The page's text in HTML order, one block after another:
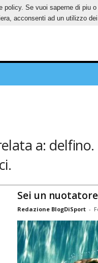
a: delfino.
Sei un
Redazione BlogDiSport -
Se vuoi saperne di piu
acconsenti ad un utilizzo